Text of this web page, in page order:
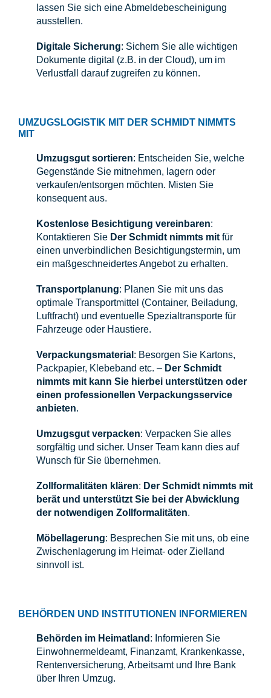
lassen Sie sich eine Abmeldebescheinigung
ausstellen.
Digitale Sicherung: Sichern Sie alle wichtigen
Dokumente digital (z.B. in der Cloud), um im
Verlustfall darauf zugreifen zu können.
UMZUGSLOGISTIK MIT DER SCHMIDT NIMMTS
MIT
Umzugsgut sortieren: Entscheiden Sie, welche
Gegenstände Sie mitnehmen, lagern oder
verkaufen/entsorgen möchten. Misten Sie
konsequent aus.
Kostenlose Besichtigung vereinbaren:
Kontaktieren Sie Der Schmidt nimmts mit für
einen unverbindlichen Besichtigungstermin, um
ein maßgeschneidertes Angebot zu erhalten.
Transportplanung: Planen Sie mit uns das
optimale Transportmittel (Container, Beiladung,
Luftfracht) und eventuelle Spezialtransporte für
Fahrzeuge oder Haustiere.
Verpackungsmaterial : Besorgen Sie Kartons,
Packpapier, Klebeband etc. – Der Schmidt
nimmts mit kann Sie hierbei unterstützen oder
einen professionellen Verpackungsservice
anbieten.
Umzugsgut verpacken: Verpacken Sie alles
sorgfältig und sicher. Unser Team kann dies auf
Wunsch für Sie übernehmen.
Zollformalitäten klären: Der Schmidt nimmts mit
berät und unterstützt Sie bei der Abwicklung
der notwendigen Zollformalitäten.
Möbellagerung: Besprechen Sie mit uns, ob eine
Zwischenlagerung im Heimat- oder Zielland
sinnvoll ist.
BEHÖRDEN UND INSTITUTIONEN INFORMIEREN
Behörden im Heimatland : Informieren Sie
Einwohnermeldeamt, Finanzamt, Krankenkasse,
Rentenversicherung, Arbeitsamt und Ihre Bank
über Ihren Umzug.